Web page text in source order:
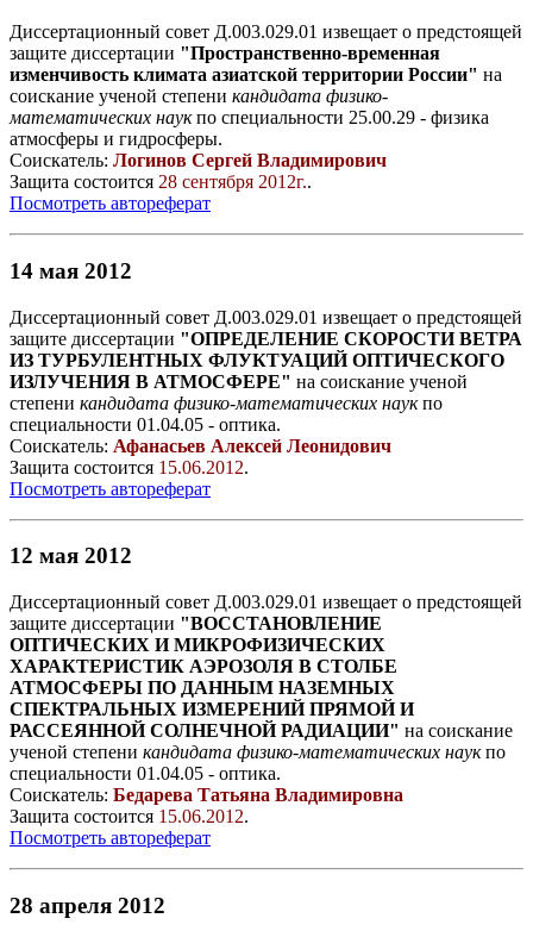
Диссертационный совет Д.003.029.01 извещает о предстоящей
защите диссертации "Пространственно-временная
изменчивость климата азиатской территории России" на
соискание ученой степени кандидата физико-
математических наукпо специальности 25.00.29 - физика
атмосферы и гидросферы.
Соискатель: Логинов Сергей Владимирович
Защита состоится 28 сентября 2012г..
Посмотреть автореферат
14 мая 2012
Диссертационный совет Д.003.029.01 извещает о предстоящей
защите диссертации "ОПРЕДЕЛЕНИЕ СКОРОСТИ ВЕТРА
ИЗ ТУРБУЛЕНТНЫХ ФЛУКТУАЦИЙ ОПТИЧЕСКОГО
ИЗЛУЧЕНИЯ В АТМОСФЕРЕ" на соискание ученой
степени кандидата физико-математических наукпо
специальности 01.04.05 - оптика.
Соискатель: Афанасьев Алексей Леонидович
Защита состоится 15.06.2012.
Посмотреть автореферат
12 мая 2012
Диссертационный совет Д.003.029.01 извещает о предстоящей
защите диссертации "ВОССТАНОВЛЕНИЕ
ОПТИЧЕСКИХ И МИКРОФИЗИЧЕСКИХ
ХАРАКТЕРИСТИК АЭРОЗОЛЯ В СТОЛБЕ
АТМОСФЕРЫ ПО ДАННЫМ НАЗЕМНЫХ
СПЕКТРАЛЬНЫХ ИЗМЕРЕНИЙ ПРЯМОЙ И
РАССЕЯННОЙ СОЛНЕЧНОЙ РАДИАЦИИ" на соискание
ученой степени кандидата физико-математических наукпо
специальности 01.04.05 - оптика.
Соискатель: Бедарева Татьяна Владимировна
Защита состоится 15.06.2012.
Посмотреть автореферат
28 апреля 2012